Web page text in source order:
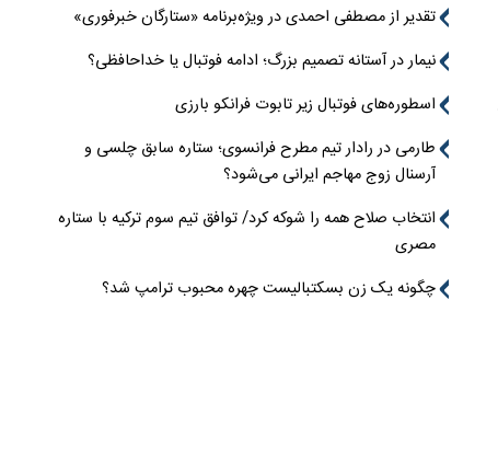
تقدیر از مصطفی احمدی در ویژه‌برنامه «ستارگان خبرفوری»
نیمار در آستانه تصمیم بزرگ؛ ادامه فوتبال یا خداحافظی؟
اسطوره‌های فوتبال زیر تابوت فرانکو بارزی
طارمی در رادار تیم مطرح فرانسوی؛ ستاره سابق چلسی و
آرسنال زوج مهاجم ایرانی می‌شود؟
انتخاب صلاح همه را شوکه کرد/ توافق تیم سوم ترکیه با ستاره
مصری
چگونه یک زن بسکتبالیست چهره محبوب ترامپ شد؟